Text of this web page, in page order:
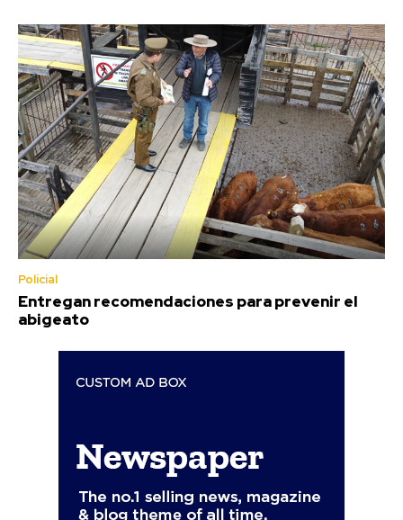
Policial
Entregan recomendaciones para prevenir el
abigeato